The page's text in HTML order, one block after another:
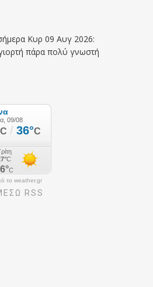
Κυρ 09 Αυγ 2026:
πάρα πολύ γνωστή
το weather.gr
RSS